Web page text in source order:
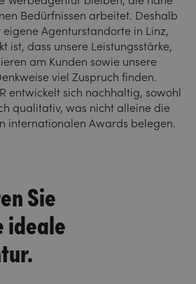
Bedürfnissen arbeitet. Deshalb
Agenturstandorte in Linz,
ist, dass unsere Leistungsstärke,
am Kunden sowie unsere
viel Zuspruch finden.
entwickelt sich nachhaltig, sowohl
qualitativ, was nicht alleine die
internationalen Awards belegen.
Sie
ideale